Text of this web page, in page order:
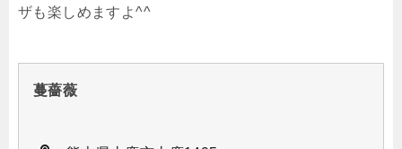
ザも楽しめますよ^^
蔓薔薇